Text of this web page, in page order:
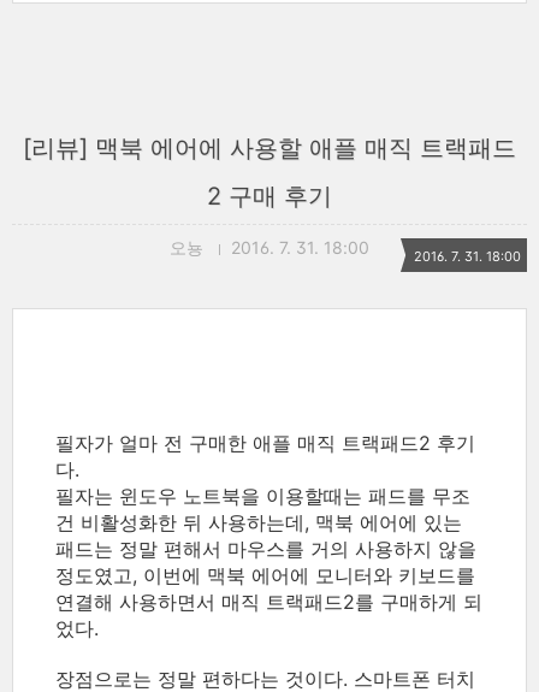
[리뷰] 맥북 에어에 사용할 애플 매직 트랙패드
2 구매 후기
오뇽 2016. 7. 31. 18:00 2016. 7. 31. 18:00
필자가 얼마 전 구매한 애플 매직 트랙패드2 후기
다.
필자는 윈도우 노트북을 이용할때는 패드를 무조
건 비활성화한 뒤 사용하는데, 맥북 에어에 있는
패드는 정말 편해서 마우스를 거의 사용하지 않을
정도였고, 이번에 맥북 에어에 모니터와 키보드를
연결해 사용하면서 매직 트랙패드2를 구매하게 되
었다.
장점으로는 정말 편하다는 것이다. 스마트폰 터치